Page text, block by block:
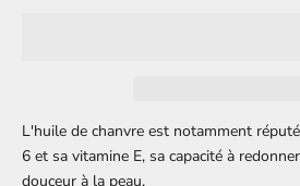
L'huile de chanvre est notamment
6 et sa vitamine E, sa capacité à
douceur à la peau.